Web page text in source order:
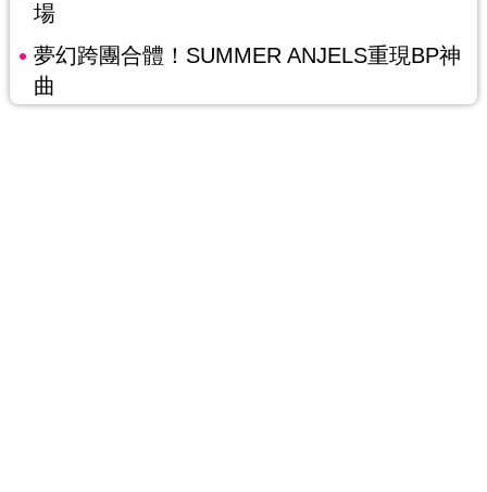
場
夢幻跨團合體！SUMMER ANJELS重現BP神
曲